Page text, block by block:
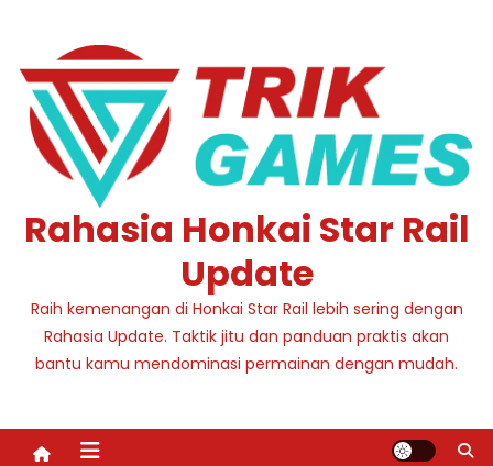
content
Rahasia Honkai Star Rail
Update
Raih kemenangan di Honkai Star Rail lebih sering dengan
Rahasia Update. Taktik jitu dan panduan praktis akan
bantu kamu mendominasi permainan dengan mudah.